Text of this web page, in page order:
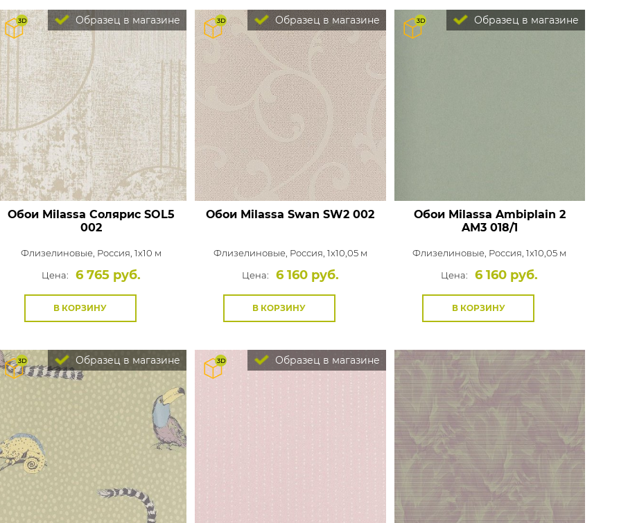
Образец в магазине
Обои Milassa Солярис SOL5
002
Флизелиновые, Россия, 1x10 м
Цена:
6 765 руб.
В КОРЗИНУ
Образец в магазине
Обои Milassa Swan SW2 002
Флизелиновые, Россия, 1x10,05 м
Цена:
6 160 руб.
В КОРЗИНУ
Образец в магазине
Обои Milassa Ambiplain 2
AM3 018/1
Флизелиновые, Россия, 1x10,05 м
Цена:
6 160 руб.
В КОРЗИНУ
Образец в магазине Образец в магазине